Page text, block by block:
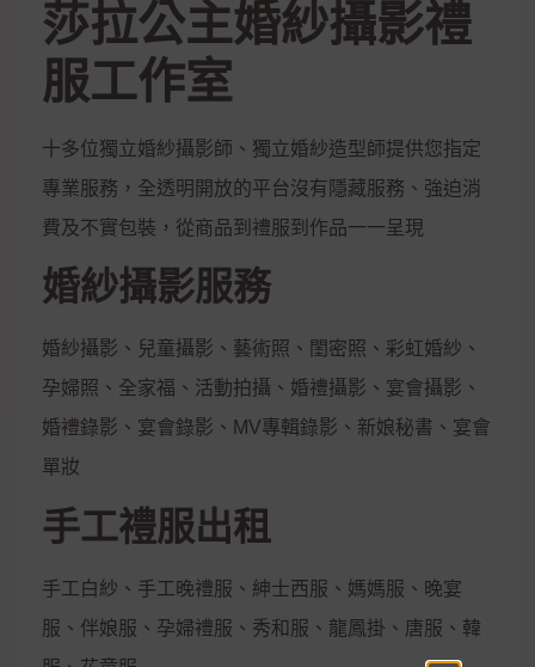
莎拉公主婚紗攝影禮
服工作室
十多位獨立婚紗攝影師、獨立婚紗造型師提供您指定
專業服務，全透明開放的平台沒有隱藏服務、強迫消
費及不實包裝，從商品到禮服到作品一一呈現
婚紗攝影服務
婚紗攝影、兒童攝影、藝術照、閨密照、彩虹婚紗、
孕婦照、全家福、活動拍攝、婚禮攝影、宴會攝影、
婚禮錄影、宴會錄影、MV專輯錄影、新娘秘書、宴會
單妝
手工禮服出租
手工白紗、手工晚禮服、紳士西服、媽媽服、晚宴
服、伴娘服、孕婦禮服、秀和服、龍鳳掛、唐服、韓